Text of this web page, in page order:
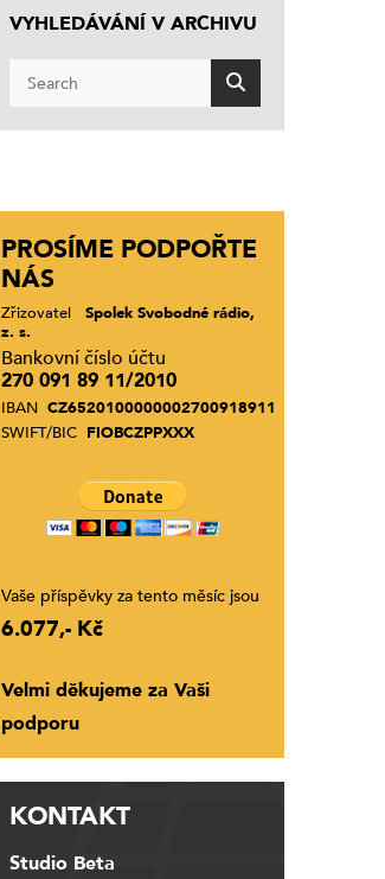
VYHLEDÁVÁNÍ V ARCHIVU
PROSÍME PODPOŘTE
NÁS
Zřizovatel
Spolek Svobodné rádio,
z. s.
Bankovní číslo účtu
270 091 89 11/2010
IBAN CZ6520100000002700918911
SWIFT/BIC FIOBCZPPXXX
Vaše příspěvky za tento měsíc jsou
6.077,- Kč
Velmi děkujeme za Vaši
podporu
KONTAKT
Studio Beta